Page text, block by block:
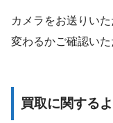
カメラをお送りい
変わるかご確認いた
買取に関する